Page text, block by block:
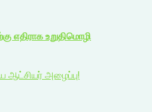
எதிராக உறுதிமொழி
ஆட்சியர் அழைப்பு!